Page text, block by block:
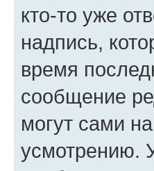
кто-то уже
надпись,
время
сообщение
могут сами
усмотрению.